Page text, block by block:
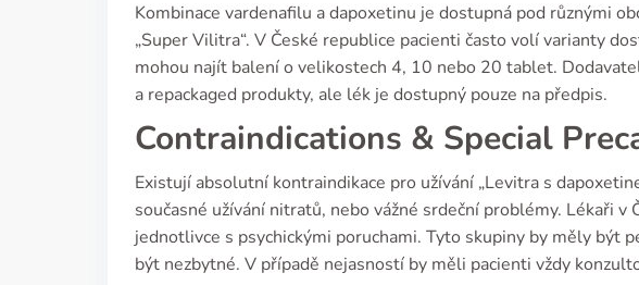
Kombinace vardenafilu a dapoxetinu je dostupná pod různými
„Super Vilitra“. V České republice pacienti často volí varianty
mohou najít balení o velikostech 4, 10 nebo 20 tablet.
a repackaged produkty, ale lék je dostupný pouze na předpis.
Contraindications & Special
Existují absolutní kontraindikace pro užívání „Levitra s
současné užívání nitratů, nebo vážné srdeční problémy. Lékaři
jednotlivce s psychickými poruchami. Tyto skupiny by měly být
být nezbytné. V případě nejasností by měli pacienti vždy